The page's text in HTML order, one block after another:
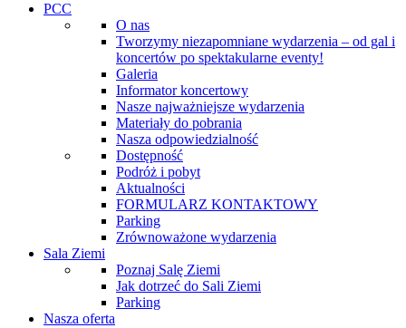
PCC
O nas
Tworzymy niezapomniane wydarzenia – od gal i
koncertów po spektakularne eventy!
Galeria
Informator koncertowy
Nasze najważniejsze wydarzenia
Materiały do pobrania
Nasza odpowiedzialność
Dostępność
Podróż i pobyt
Aktualności
FORMULARZ KONTAKTOWY
Parking
Zrównoważone wydarzenia
Sala Ziemi
Poznaj Salę Ziemi
Jak dotrzeć do Sali Ziemi
Parking
Nasza oferta